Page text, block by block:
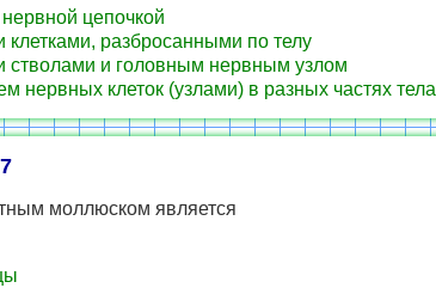
цепочкой
разбросанными по телу
стволами и головным нервным узлом
нервных клеток (узлами) в разных частях тела
моллюском является